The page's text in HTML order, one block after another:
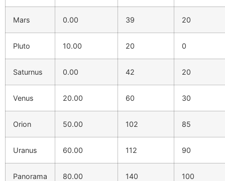
Mars 0.00 39 20
Pluto 10.00 20 0
Saturnus 0.00 42 20
Venus 20.00 60 30
Orion 50.00 102 85
Uranus 60.00 112 90
Panorama 80.00 140 100